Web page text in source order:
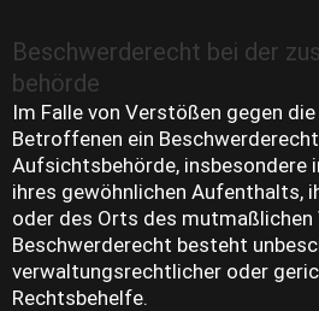
Beschwerde­recht bei der
behörde
Im Falle von Verstößen gegen
Betroffenen ein
Aufsichtsbehörde, insbesondere
ihres gewöhnlichen Aufenthalts,
oder des Orts des mutmaßlichen
Beschwerderecht besteht
verwaltungsrechtlicher oder
Rechtsbehelfe.